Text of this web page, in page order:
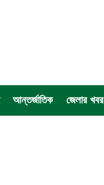
আন্তর্জাতিক জেলার খবর